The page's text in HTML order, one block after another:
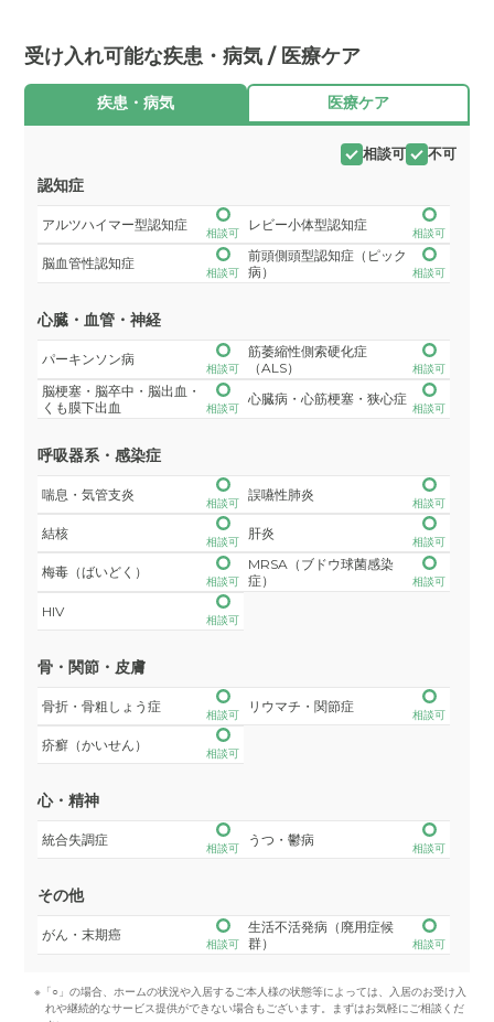
受け入れ可能な疾患・病気 / 医療ケア
疾患・病気 医療ケア
相談可 不可
認知症
アルツハイマー型認知症
相談可
レビー小体型認知症
相談可
脳血管性認知症
相談可
前頭側頭型認知症（ピック
病）
相談可
心臓・血管・神経
パーキンソン病
相談可
筋萎縮性側索硬化症
（ALS）
相談可
脳梗塞・脳卒中・脳出血・
くも膜下出血
相談可
心臓病・心筋梗塞・狭心症
相談可
呼吸器系・感染症
喘息・気管支炎
相談可
誤嚥性肺炎
相談可
結核
相談可
肝炎
相談可
梅毒（ばいどく）
相談可
MRSA（ブドウ球菌感染
症）
相談可
HIV
相談可
骨・関節・皮膚
骨折・骨粗しょう症
相談可
リウマチ・関節症
相談可
疥癬（かいせん）
相談可
心・精神
統合失調症
相談可
うつ・鬱病
相談可
その他
がん・末期癌
相談可
生活不活発病（廃用症候
群）
相談可
※「○」の場合、ホームの状況や入居するご本人様の状態等によっては、入居のお受け入
れや継続的なサービス提供ができない場合もございます。まずはお気軽にご相談くだ